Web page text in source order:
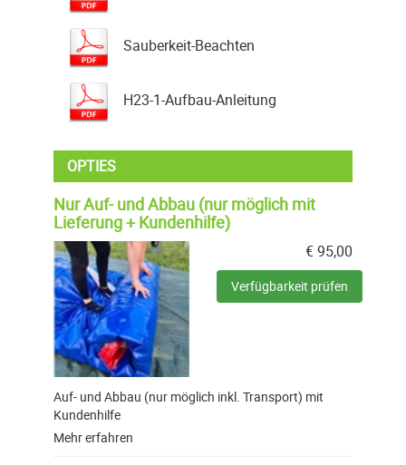
Sauberkeit-Beachten
H23-1-Aufbau-Anleitung
OPTIES
Nur Auf- und Abbau (nur möglich mit
Lieferung + Kundenhilfe)
€95,00
Verfügbarkeit prüfen
Auf- und Abbau (nur möglich inkl. Transport) mit
Kundenhilfe
Mehr erfahren